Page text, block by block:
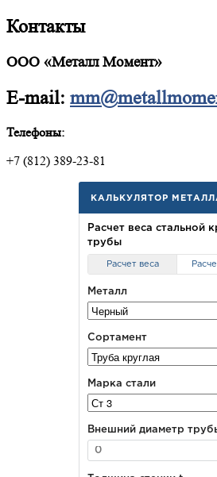
Контакты
ООО «Металл Момент»
E-mail:
Телефоны:
+7 (812) 389-23-81